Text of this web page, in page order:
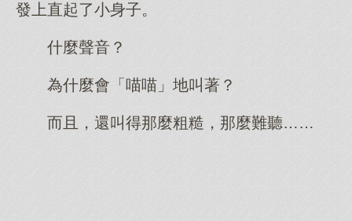
發上直起了小身子。
什麼聲音？
為什麼會「喵喵」地叫著？
而且，還叫得那麼粗糙，那麼難聽……